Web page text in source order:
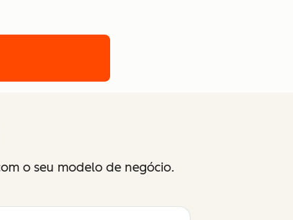
o seu modelo de negócio.